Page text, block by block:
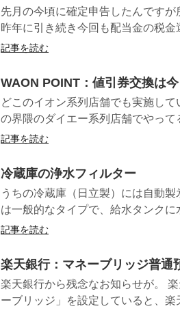
先月の今頃に確定申告したんですが
昨年に引き続き今回も配当金の税
記事を読む
WAON POINT：値引券交換は
どこのイオン系列店舗でも実施し
の界隈のダイエー系列店舗でやっ
記事を読む
冷蔵庫の浄水フィルター
うちの冷蔵庫（日立製）には自動
は一般的なタイプで、給水タンク
記事を読む
楽天銀行：マネーブリッジ普通
楽天銀行から残念なお知らせが。
ーブリッジ」を設定していると、